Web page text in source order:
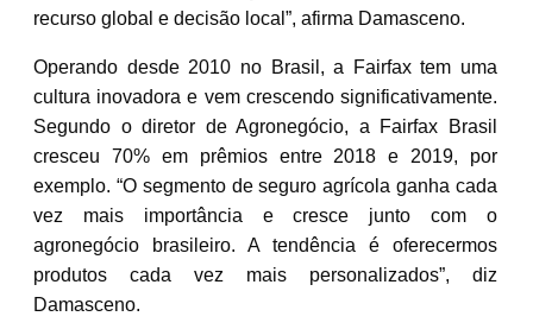
recurso global e decisão local”, afirma Damasceno.
Operando desde 2010 no Brasil, a Fairfax tem uma
cultura inovadora e vem crescendo significativamente.
Segundo o diretor de Agronegócio, a Fairfax Brasil
cresceu 70% em prêmios entre 2018 e 2019, por
exemplo. “O segmento de seguro agrícola ganha cada
vez mais importância e cresce junto com o
agronegócio brasileiro. A tendência é oferecermos
produtos cada vez mais personalizados”, diz
Damasceno.